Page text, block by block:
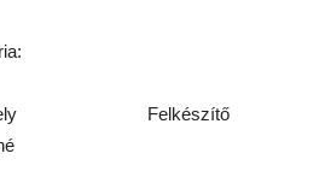
IV. hely Felkészítő